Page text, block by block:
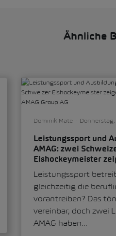
Ähnliche
Dominik Mate
Leistungssport und
AMAG: zwei
Eishockeymeister
Leistungssport
gleichzeitig die
vorantreiben? Das
vereinbar, doch zwei
AMAG haben...